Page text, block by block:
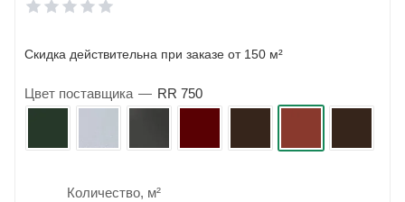
Скидка действительна при заказе от 150 м²
Цвет поставщика — RR 750
Количество, м²